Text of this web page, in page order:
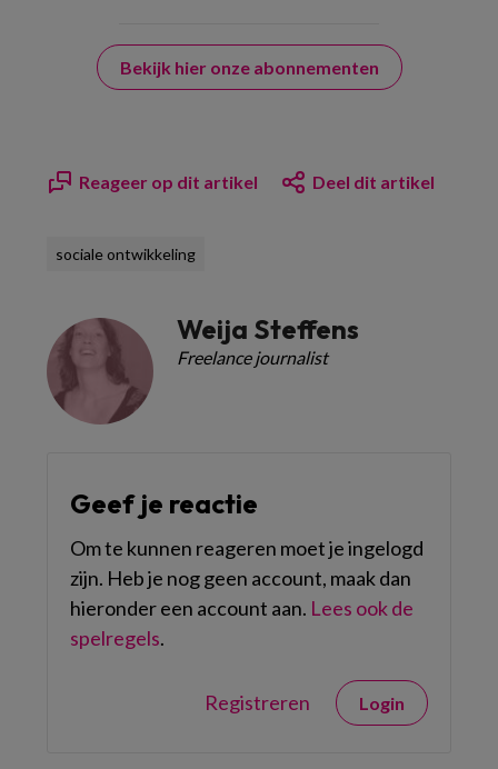
Bekijk hier onze abonnementen
Reageer op dit artikel Deel dit artikel
sociale ontwikkeling
Weija Steffens
Freelance journalist
Geef je reactie
Om te kunnen reageren moet je ingelogd
zijn. Heb je nog geen account, maak dan
hieronder een account aan. Lees ook de
spelregels.
Registreren Login